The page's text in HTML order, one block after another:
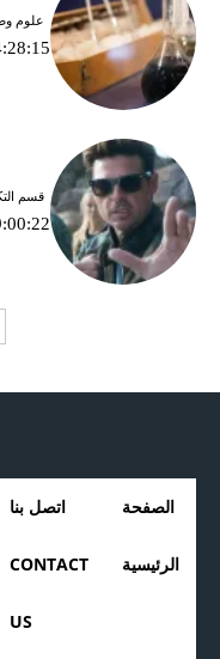
علوم
قسم
الصفحة
الرئيسية
اتصل بنا
CONTACT
US